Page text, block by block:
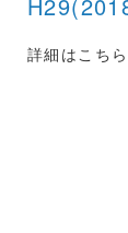
詳細はこち